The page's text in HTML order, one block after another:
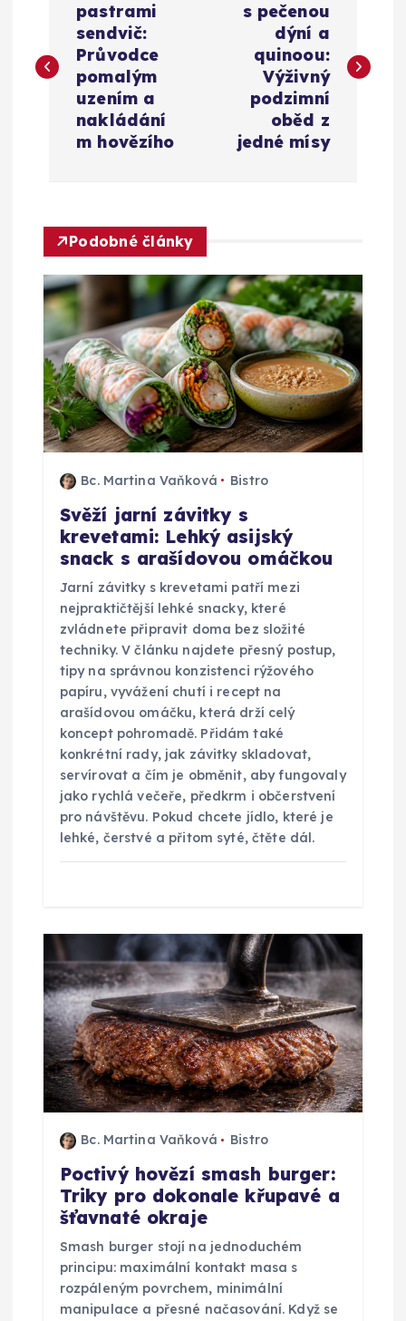
v
c
e
p
r
o
p
pastrami
sendvič:
Průvodce
pomalým
uzením a
nakládání
m hovězího
s pečenou
dýní a
quinoou:
Výživný
podzimní
oběd z
jedné mísy
Podobné články
Bc. Martina Vaňková Bistro
Svěží jarní závitky s
krevetami: Lehký asijský
snack s arašídovou omáčkou
Jarní závitky s krevetami patří mezi
nejpraktičtější lehké snacky, které
zvládnete připravit doma bez složité
techniky. V článku najdete přesný postup,
tipy na správnou konzistenci rýžového
papíru, vyvážení chutí i recept na
arašídovou omáčku, která drží celý
koncept pohromadě. Přidám také
konkrétní rady, jak závitky skladovat,
servírovat a čím je obměnit, aby fungovaly
jako rychlá večeře, předkrm i občerstvení
pro návštěvu. Pokud chcete jídlo, které je
lehké, čerstvé a přitom syté, čtěte dál.
Bc. Martina Vaňková Bistro
Poctivý hovězí smash burger:
Triky pro dokonale křupavé a
šťavnaté okraje
Smash burger stojí na jednoduchém
principu: maximální kontakt masa s
rozpáleným povrchem, minimální
manipulace a přesné načasování. Když se